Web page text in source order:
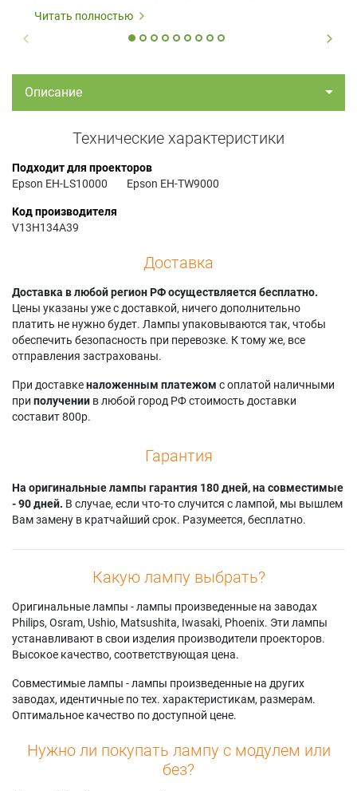
Читать полностью
Описание
Технические характеристики
Подходит для проекторов
Epson EH-LS10000
Epson EH-TW9000
Код производителя
V13H134A39
Доставка
Доставка в любой регион РФ осуществляется бесплатно.
Цены указаны уже с доставкой, ничего дополнительно
платить не нужно будет. Лампы упаковываются так, чтобы
обеспечить безопасность при перевозке. К тому же, все
отправления застрахованы.
При доставкеналоженным платежом с оплатой наличными
при получении в любой город РФ стоимость доставки
составит 800р.
Гарантия
На оригинальные лампы гарантия 180 дней, на совместимые
- 90 дней. В случае, если что-то случится с лампой, мы вышлем
Вам замену в кратчайший срок. Разумеется, бесплатно.
Какую лампу выбрать?
Оригинальные лампы - лампы произведенные на заводах
Philips, Osram, Ushio, Matsushita, Iwasaki, Phoenix. Эти лампы
устанавливают в свои изделия производители проекторов.
Высокое качество, соответствующая цена.
Совместимые лампы - лампы произведенные на других
заводах, идентичные по тех. характеристикам, размерам.
Оптимальное качество по доступной цене.
Нужно ли покупать лампу с модулем или
без?